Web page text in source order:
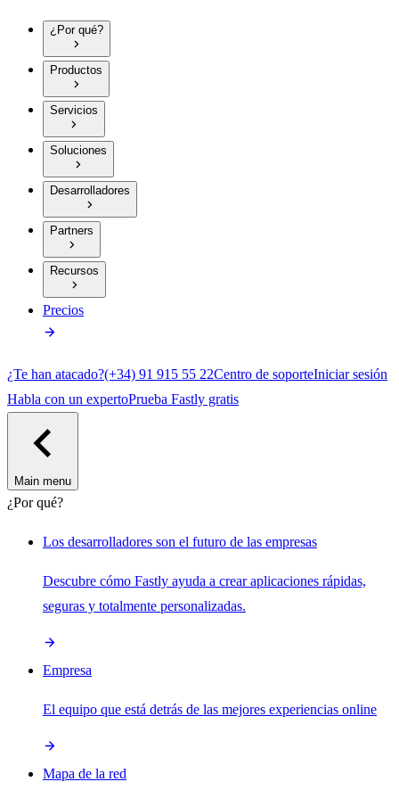
¿Por qué?
Productos
Servicios
Soluciones
Desarrolladores
Partners
Recursos
Precios
¿Te han atacado?(+34) 91 915 55 22Centro de soporteIniciar sesión
Habla con un expertoPrueba Fastly gratis
Main menu
¿Por qué?
Los desarrolladores son el futuro de las empresas
Descubre cómo Fastly ayuda a crear aplicaciones rápidas,
seguras y totalmente personalizadas.
Empresa
El equipo que está detrás de las mejores experiencias online
Mapa de la red